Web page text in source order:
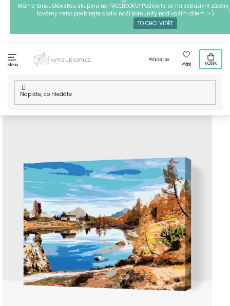
Přejít
obsah
Máme fanouškovskou skupinu na FACEBOOKU! Podívejte se na exkluzivní záběry
továrny nebo posbírejte obdiv naší komunity nad vaším dílem. :-)
TO CHCI VIDĚT
Menu
Přihlásit se
Přání
KOŠÍK
Domů
/ Techniky / Malování podle čísel / Malování podle čísel
- Chata u jezera